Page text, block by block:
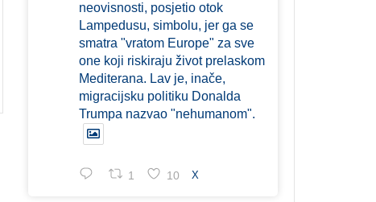
neovisnosti, posjetio otok
Lampedusu, simbolu, jer ga se
smatra "vratom Europe" za sve
one koji riskiraju život prelaskom
Mediterana. Lav je, inače,
migracijsku politiku Donalda
Trumpa nazvao "nehumanom".
1 10 X